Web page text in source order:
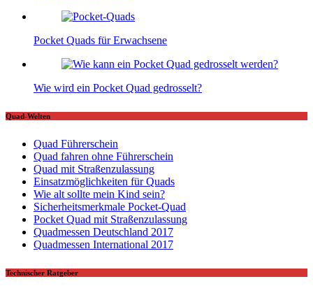
Pocket Quads für Erwachsene
Wie wird ein Pocket Quad gedrosselt?
Quad-Welten
Quad Führerschein
Quad fahren ohne Führerschein
Quad mit Straßenzulassung
Einsatzmöglichkeiten für Quads
Wie alt sollte mein Kind sein?
Sicherheitsmerkmale Pocket-Quad
Pocket Quad mit Straßenzulassung
Quadmessen Deutschland 2017
Quadmessen International 2017
Technischer Ratgeber